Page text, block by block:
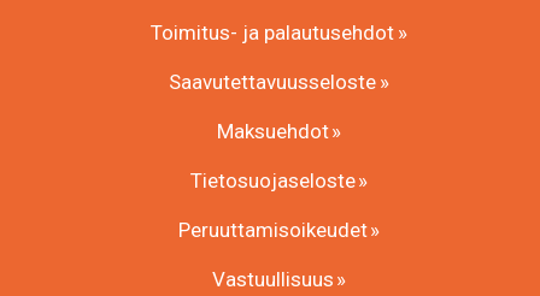
Toimitus- ja palautusehdot
Saavutettavuusseloste
Maksuehdot
Tietosuojaseloste
Peruuttamisoikeudet
Vastuullisuus